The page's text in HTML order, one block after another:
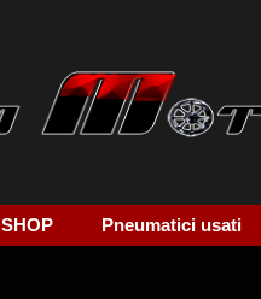
SHOP Pneumatici usati